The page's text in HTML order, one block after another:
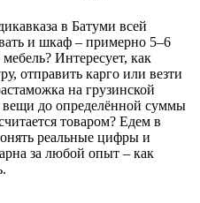
в Батуми всей
и шкаф – примерно 5–6
Интересует, как
отправить карго или везти
на грузинской
до определённой суммы
товаром? Едем в
реальные цифры и
за любой опыт – как